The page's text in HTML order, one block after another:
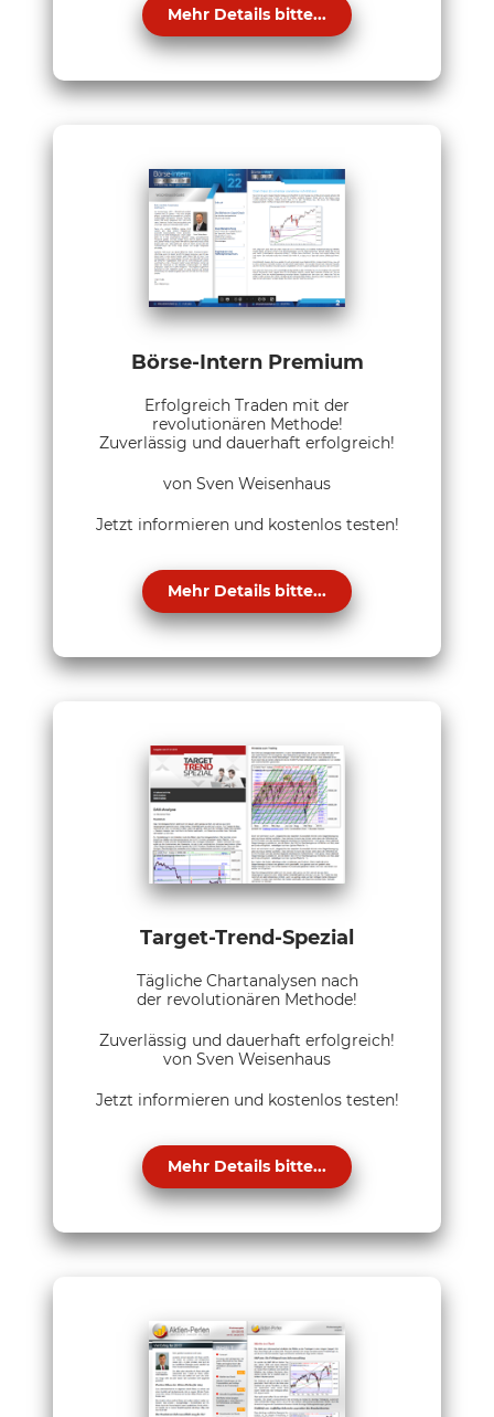
Mehr Details bitte...
Börse-Intern Premium
Erfolgreich Traden mit der
revolutionären Methode!
Zuverlässig und dauerhaft erfolgreich!
von Sven Weisenhaus
Jetzt informieren und kostenlos testen!
Mehr Details bitte...
Target-Trend-Spezial
Tägliche Chartanalysen nach
der revolutionären Methode!
Zuverlässig und dauerhaft erfolgreich!
von Sven Weisenhaus
Jetzt informieren und kostenlos testen!
Mehr Details bitte...